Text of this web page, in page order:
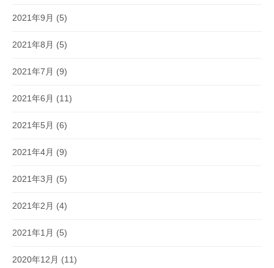
2021年9月 (5)
2021年8月 (5)
2021年7月 (9)
2021年6月 (11)
2021年5月 (6)
2021年4月 (9)
2021年3月 (5)
2021年2月 (4)
2021年1月 (5)
2020年12月 (11)